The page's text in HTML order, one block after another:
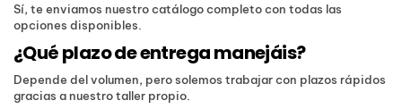
Sí, te enviamos nuestro catálogo completo con todas las
opciones disponibles.
¿Qué plazo de entrega manejáis?
Depende del volumen, pero solemos trabajar con plazos rápidos
gracias a nuestro taller propio.